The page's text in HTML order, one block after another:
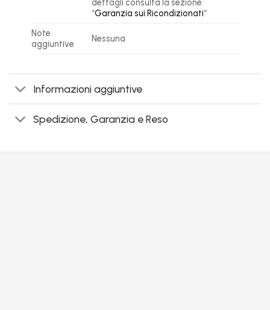
dettagli consulta la sezione
“Garanzia sui Ricondizionati“
Note
aggiuntive
Nessuna
Informazioni aggiuntive
Spedizione, Garanzia e Reso